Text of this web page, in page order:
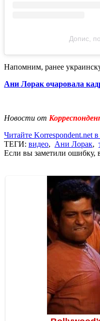
Допис,
Напомним, ранее
Ани Лорак очаровала
Новости от
Читайте Korrespondent.net
ТЕГИ: видео, Ани Лорак,
Если вы заметили ошибку,